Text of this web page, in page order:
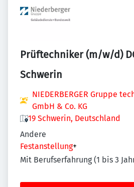
Prüftechniker (m/w/d)
Schwerin
NIEDERBERGER Gruppe
GmbH & Co. KG
19 Schwerin, Deutschland
Andere
Festanstellung+
Mit Berufserfahrung (1 bis 3